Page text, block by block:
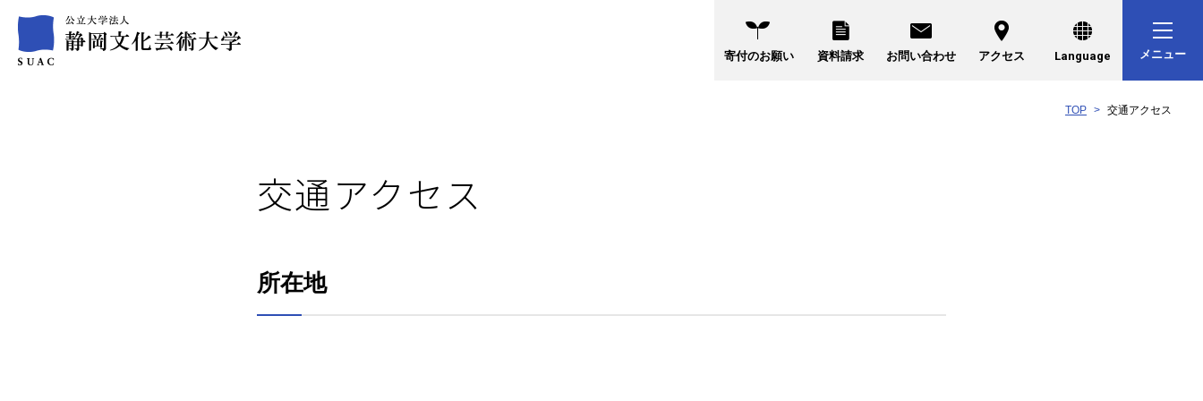
寄付のお願い 資料請求 お問い合わせ アクセス Language メニュー
TOP 交通アクセス
交通アクセス
所在地